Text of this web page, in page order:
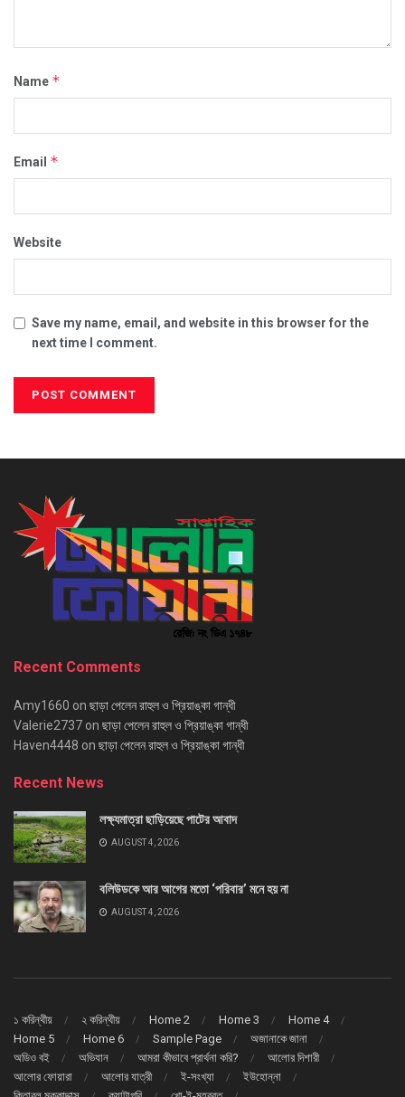
Name *
Email *
Website
Save my name, email, and website in this browser for the
next time I comment.
Recent Comments
Amy1660 on ছাড়া পেলেন রাহুল ও প্রিয়াঙ্কা গান্ধী
Valerie2737 on ছাড়া পেলেন রাহুল ও প্রিয়াঙ্কা গান্ধী
Haven4448 on ছাড়া পেলেন রাহুল ও প্রিয়াঙ্কা গান্ধী
Recent News
লক্ষ্যমাত্রা ছাড়িয়েছে পাটের আবাদ
AUGUST 4, 2026
বলিউডকে আর আগের মতো ‘পরিবার’ মনে হয় না
AUGUST 4, 2026
১ করিন্থীয় ২ করিন্থীয় Home 2 Home 3
Home 4
Home 5
Home 6 Sample Page
অজানাকে জানা
অডিও বই
অভিযান আমরা কীভাবে প্রার্থনা করি?
আলোর দিশারী
আলোর ফোয়ারা
আলোর যাত্রী ই-সংখ্যা
ইউহোন্না